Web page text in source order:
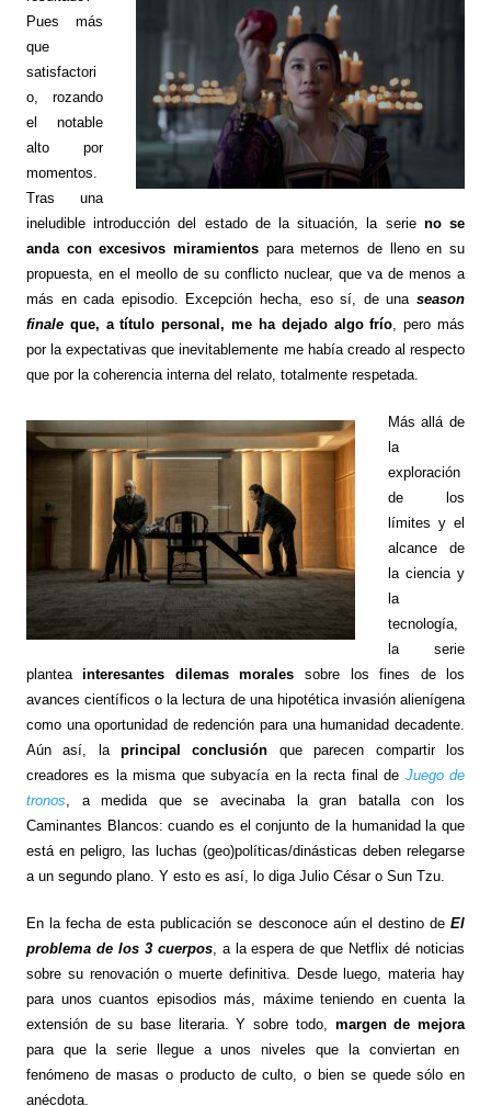
Pues más
que
satisfactori
o, rozando
el notable
alto por
momentos.
Tras una
ineludible introducción del estado de la situación, la serie no se
anda con excesivos miramientospara meternos de lleno en su
propuesta, en el meollo de su conflicto nuclear, que va de menos a
más en cada episodio. Excepción hecha, eso sí, de una season
finaleque, a título personal, me ha dejado algo frío, pero más
por la expectativas que inevitablemente me había creado al respecto
que por la coherencia interna del relato, totalmente respetada.
Más allá de
la
exploración
de los
límites y el
alcance de
la ciencia y
la
tecnología,
la serie
planteainteresantes dilemas morales sobre los fines de los
avances científicos o la lectura de una hipotética invasión alienígena
como una oportunidad de redención para una humanidad decadente.
Aún así, laprincipal conclusión que parecen compartir los
creadores es la misma que subyacía en la recta final de Juego de
tronos, a medida que se avecinaba la gran batalla con los
Caminantes Blancos: cuando es el conjunto de la humanidad la que
está en peligro, las luchas (geo)políticas/dinásticas deben relegarse
a un segundo plano. Y esto es así, lo diga Julio César o Sun Tzu.
En la fecha de esta publicación se desconoce aún el destino deEl
problema de los 3 cuerpos, a la espera de que Netflix dé noticias
sobre su renovación o muerte definitiva. Desde luego, materia hay
para unos cuantos episodios más, máxime teniendo en cuenta la
extensión de su base literaria. Y sobre todo, margen de mejora
para que la serie llegue a unos niveles que la conviertan en
fenómeno de masas o producto de culto, o bien se quede sólo en
anécdota.